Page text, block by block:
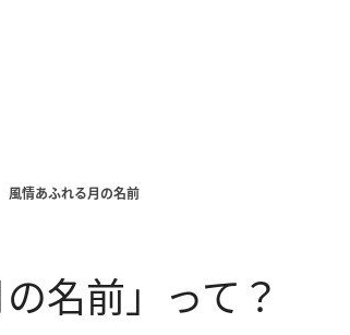
風情あふれる月の名前
名前」って？